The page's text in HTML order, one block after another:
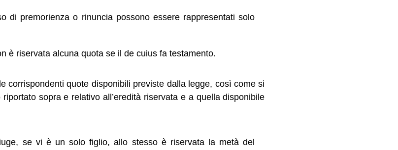
di premorienza o rinuncia possono essere rappresentati solo
è riservata alcuna quota se il de cuius fa testamento.
corrispondenti quote disponibili previste dalla legge, così come si
sopra e relativo all’eredità riservata e a quella disponibile
se vi è un solo figlio, allo stesso è riservata la metà del